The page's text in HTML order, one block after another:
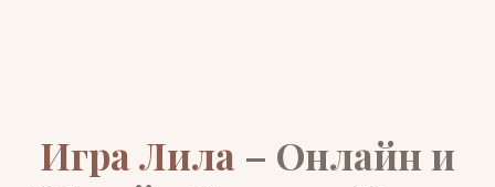
Игра Лила – Онлайн и